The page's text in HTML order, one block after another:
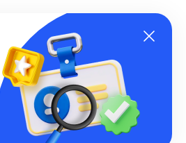
января 2019 г. Выдано
коммуникаций